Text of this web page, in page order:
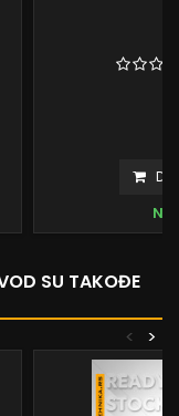
SU TAKOĐE
>
<